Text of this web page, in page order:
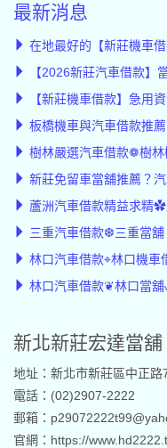
最新消息
在地最好的【新莊機車借款推薦
【2026新莊汽車借款】當
【新莊機車借款】急用資金免等待
板橋機車與汽車借款推薦｜轉
樹林嚴選汽車借款❁樹林機車借
新莊免留車當舖推薦？
蘆洲汽車借款精益求精✿蘆洲
三重汽車借款❆三重當舖♮三
林口汽車借款⌖林口機車借款
林口汽車借款❦林口當舖✓林
新北新莊宏達當舖
地址：新北市新莊區中正
電話：(02)2907-2222
郵箱：
官網： https://